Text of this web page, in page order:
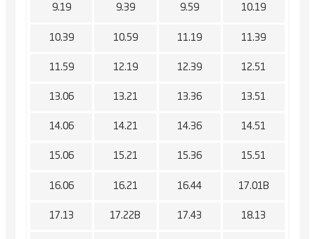
9.19 9.39 9.59 10.19
10.39 10.59 11.19 11.39
11.59 12.19 12.39 12.51
13.06 13.21 13.36 13.51
14.06 14.21 14.36 14.51
15.06 15.21 15.36 15.51
16.06 16.21 16.44 17.01B
17.13 17.22B 17.43 18.13